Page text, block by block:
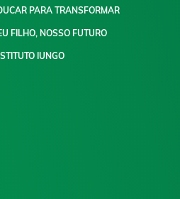
PARA TRANSFORMAR
FILHO, NOSSO FUTURO
IUNGO